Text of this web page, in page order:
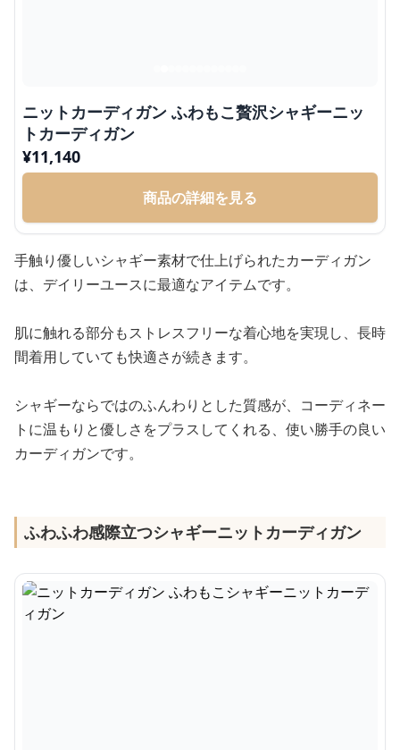
ニットカーディガン ふわもこ贅沢シャギーニッ
トカーディガン
¥11,140
商品の詳細を見る
手触り優しいシャギー素材で仕上げられたカーディガン
は、デイリーユースに最適なアイテムです。
肌に触れる部分もストレスフリーな着心地を実現し、長時
間着用していても快適さが続きます。
シャギーならではのふんわりとした質感が、コーディネー
トに温もりと優しさをプラスしてくれる、使い勝手の良い
カーディガンです。
ふわふわ感際立つシャギーニットカーディガン